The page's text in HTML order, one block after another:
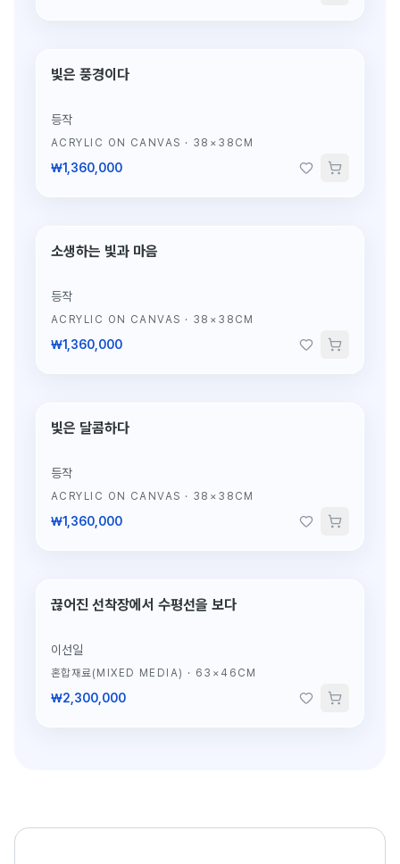
단 1점뿐인 원작
빛은 풍경이다
등작
ACRYLIC ON CANVAS · 38×38CM
₩1,360,000
단 1점뿐인 원작
소생하는 빛과 마음
등작
ACRYLIC ON CANVAS · 38×38CM
₩1,360,000
단 1점뿐인 원작
빛은 달콤하다
등작
ACRYLIC ON CANVAS · 38×38CM
₩1,360,000
단 1점뿐인 원작
끊어진 선착장에서 수평선을 보다
이선일
혼합재료(MIXED MEDIA) · 63×46CM
₩2,300,000